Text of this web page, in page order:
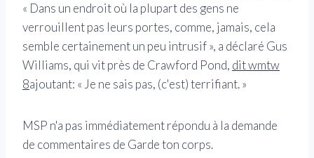
« Dans un endroit où la plupart des gens ne
verrouillent pas leurs portes, comme, jamais, cela
semble certainement un peu intrusif », a déclaré Gus
Williams, qui vit près de Crawford Pond, dit wmtw
8ajoutant: « Je ne sais pas, (c'est) terrifiant. »
MSP n'a pas immédiatement répondu à la demande
de commentaires de Garde ton corps.